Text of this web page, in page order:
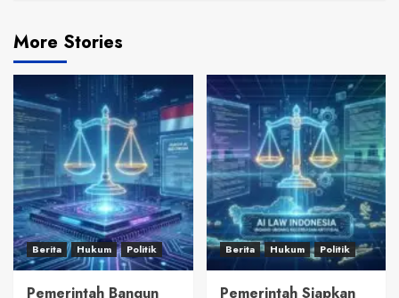
More Stories
Berita Hukum Politik
Pemerintah Bangun
Berita Hukum Politik
Pemerintah Siapkan